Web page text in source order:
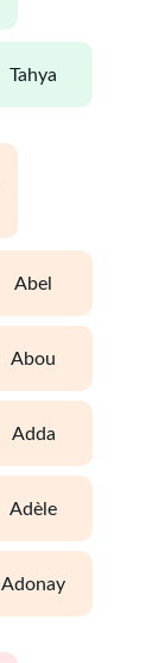
tahya
abel
abou
adda
adèle
adonay